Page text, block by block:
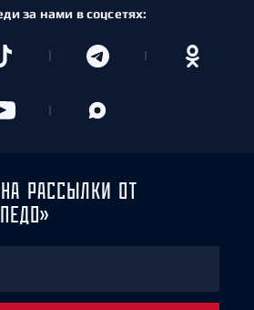
за нами в соцсетях:
РАССЫЛКИ ОТ